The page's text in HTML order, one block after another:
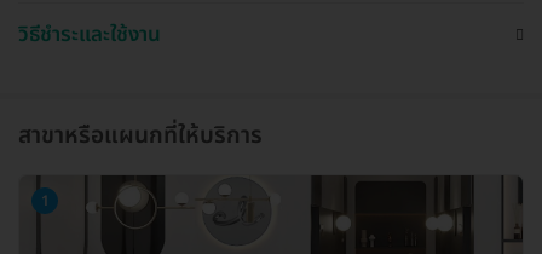
วิธีชำระและใช้งาน
สาขาหรือแผนกที่ให้บริการ
1